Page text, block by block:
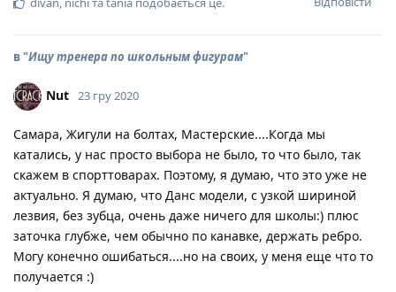
в "Ищу тренера по школьным фигурам"
Nut 23 гру 2020
Самара, Жигули на болтах, Мастерские....Когда мы
катались, у нас просто выбора не было, то что было, так
скажем в спорттоварах. Поэтому, я думаю, что это уже не
актуально. Я думаю, что Данс модели, с узкой шириной
лезвия, без зубца, очень даже ничего для школы:) плюс
заточка глубже, чем обычно по канавке, держать ребро.
Могу конечно ошибаться....но на своих, у меня еще что то
получается :)